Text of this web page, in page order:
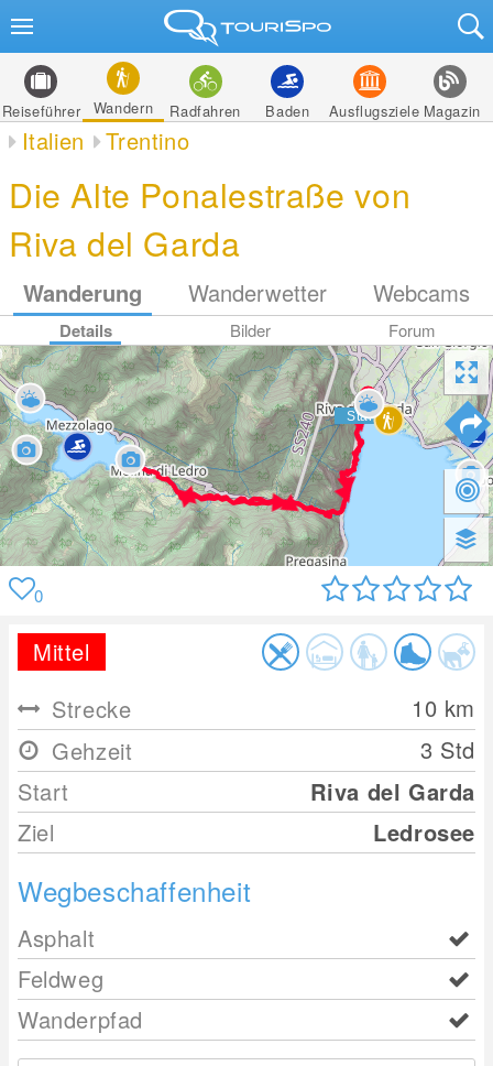
Reiseführer Wandern Radfahren Baden Ausflugsziele Magazin
Italien Trentino
Die Alte Ponalestraße von
Riva del Garda
Wanderung Wanderwetter Webcams
Details Bilder Forum
0
Mittel
Strecke
10 km
Gehzeit
3 Std
Start
Riva del Garda
Ziel
Ledrosee
Wegbeschaffenheit
Asphalt
Feldweg
Wanderpfad